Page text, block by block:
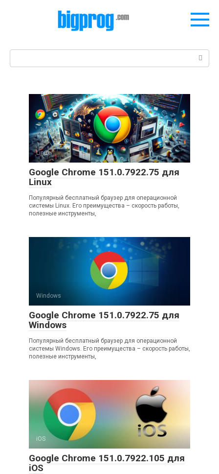
Поиск:
Linux
Google Chrome 151.0.7922.75 для
Linux
Популярный бесплатный браузер для операционной
системы Linux. Его преимущества – скорость работы,
полезные инструменты,
Windows
Google Chrome 151.0.7922.75 для
Windows
Популярный бесплатный браузер для операционной
системы Windows. Его преимущества – скорость работы,
полезные инструменты,
iOS
Google Chrome 151.0.7922.105 для
iOS